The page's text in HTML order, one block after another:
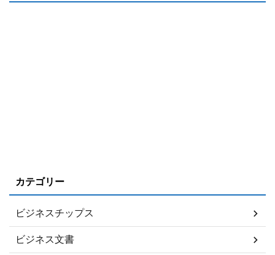
カテゴリー
ビジネスチップス
ビジネス文書